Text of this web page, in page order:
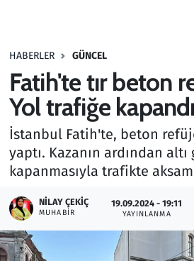
HABERLER GÜNCEL
Fatih'te tır beton
Yol trafiğe kapandı
İstanbul Fatih'te, beton
yaptı. Kazanın ardından
kapanmasıyla trafikte
NILAY ÇEKIÇ
MUHABIR
19.09.2024 - 19:11
YAYINLANMA
Haber
Kültür Sanat
Kurumsal Haberler
Lezzet Durağı
Memur ve Kamu